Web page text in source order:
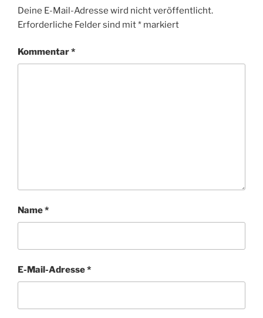
Deine E-Mail-Adresse wird nicht veröffentlicht.
Erforderliche Felder sind mit* markiert
Kommentar*
Name*
E-Mail-Adresse*